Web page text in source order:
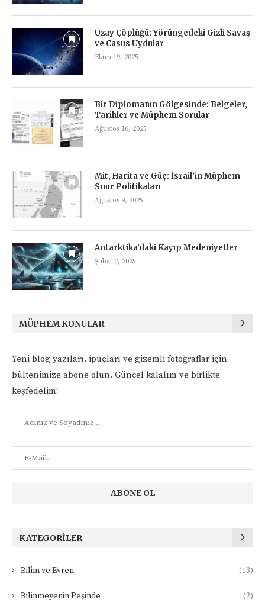
Uzay Çöplüğü: Yörüngedeki Gizli Savaş
ve Casus Uydular
Ekim 19, 2025
Bir Diplomanın Gölgesinde: Belgeler,
Tarihler ve Müphem Sorular
Ağustos 16, 2025
Mit, Harita ve Güç: İsrail’in Müphem
Sınır Politikaları
Ağustos 9, 2025
Antarktika’daki Kayıp Medeniyetler
Şubat 2, 2025
MÜPHEM KONULAR
Yeni blog yazıları, ipuçları ve gizemli fotoğraflar için
bültenimize abone olun. Güncel kalalım ve birlikte
keşfedelim!
KATEGORILER
Bilim ve Evren (13)
Bilinmeyenin Peşinde (2)